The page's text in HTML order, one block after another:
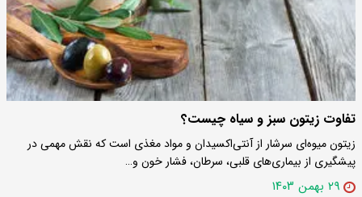
تفاوت زیتون سبز و سیاه چیست؟
زیتون میوه‌ای سرشار از آنتی‌اکسیدان و مواد مغذی است که نقش مهمی در
پیشگیری از بیماری‌های قلبی، سرطان، فشار خون و…
۲۹ بهمن ۱۴۰۳